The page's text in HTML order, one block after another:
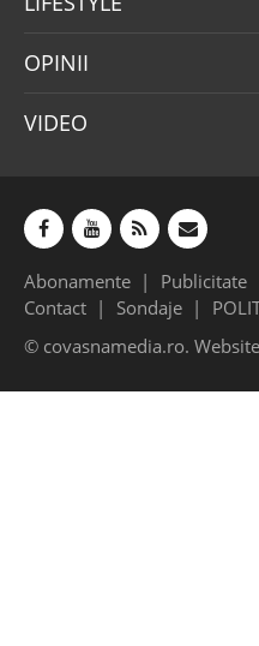
OPINII
VIDEO
Abonamente Publicitate
Contact
Sondaje
© covasnamedia.ro.